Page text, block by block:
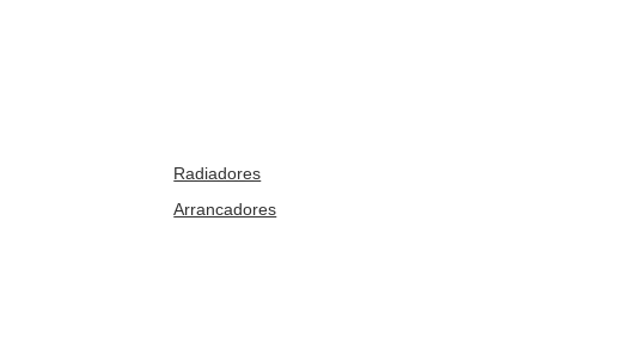
Radiadores
Arrancadores